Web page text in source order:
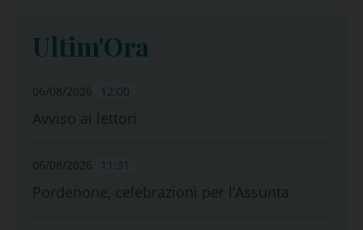
Ultim'Ora
06/08/2026 12:00
Avviso ai lettori
06/08/2026 11:31
Pordenone, celebrazioni per l’Assunta